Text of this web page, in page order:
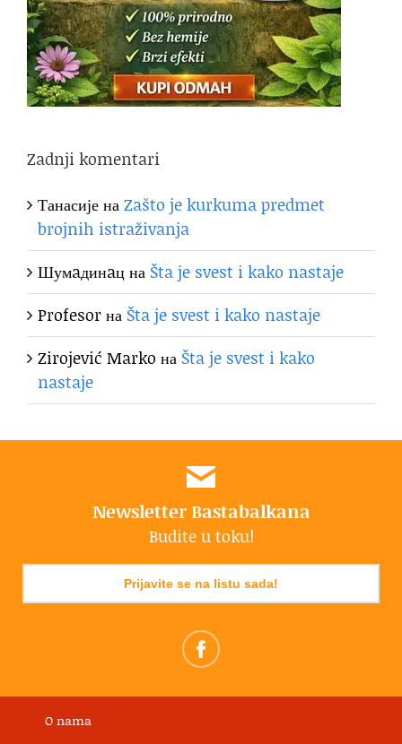
Zadnji komentari
ТанасијенаZašto je kurkuma predmet
brojnih istraživanja
Шумaдинaцна Šta je svest i kako nastaje
Profesorна Šta je svest i kako nastaje
Zirojević Marko на Šta je svest i kako
nastaje
Newsletter Bastabalkana
Budite u toku!
Prijavite se na listu sada!
O nama